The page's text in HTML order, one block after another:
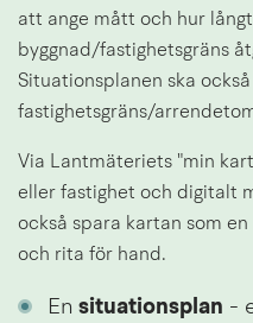
att ange mått och hur
byggnad/fastighetsgräns
Situationsplanen ska
fastighetsgräns/
Via Lantmäteriets "min
eller fastighet och digitalt
också spara kartan som
och rita för hand.
En situationsplan -